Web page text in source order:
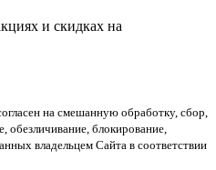
и скидках на
на смешанную обработку, сбор,
обезличивание, блокирование,
владельцем Сайта в соответствии